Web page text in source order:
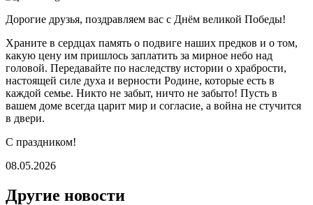
Дорогие друзья, поздравляем вас с Днём великой Победы!
Храните в сердцах память о подвиге наших предков и о том,
какую цену им пришлось заплатить за мирное небо над
головой. Передавайте по наследству истории о храбрости,
настоящей силе духа и верности Родине, которые есть в
каждой семье. Никто не забыт, ничто не забыто! Пусть в
вашем доме всегда царит мир и согласие, а война не стучится
в двери.
С праздником!
08.05.2026
Другие новости